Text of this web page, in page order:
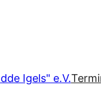
Igels" e.V.